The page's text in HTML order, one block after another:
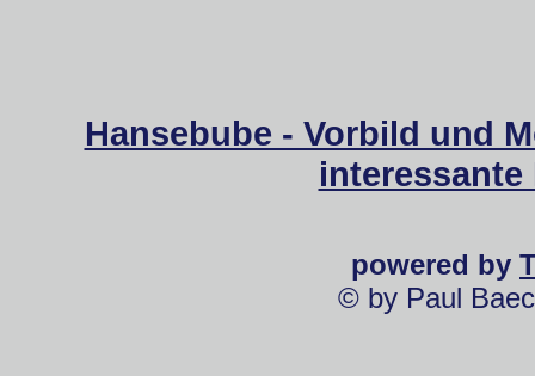
Hansebube - Vorbild und
powered by
© by Paul